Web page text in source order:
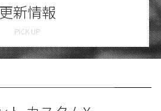
更新情報